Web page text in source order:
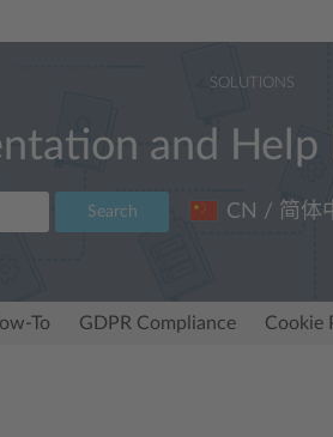
SOLUTIONS
and Help
Search CN / 简体
To GDPR Compliance Cookie